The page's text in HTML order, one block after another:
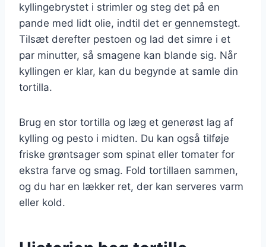
kyllingebrystet i strimler og steg det på en
pande med lidt olie, indtil det er gennemstegt.
Tilsæt derefter pestoen og lad det simre i et
par minutter, så smagene kan blande sig. Når
kyllingen er klar, kan du begynde at samle din
tortilla.
Brug en stor tortilla og læg et generøst lag af
kylling og pesto i midten. Du kan også tilføje
friske grøntsager som spinat eller tomater for
ekstra farve og smag. Fold tortillaen sammen,
og du har en lækker ret, der kan serveres varm
eller kold.